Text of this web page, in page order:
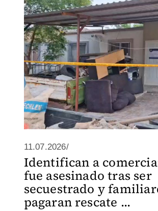
11.07.2026/
Identifican a
fue asesinado tras ser
secuestrado y
pagaran rescate ...